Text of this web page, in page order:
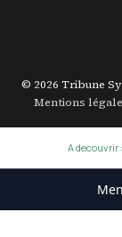
© 2026 Tribune
Mentions
A decouvrir :